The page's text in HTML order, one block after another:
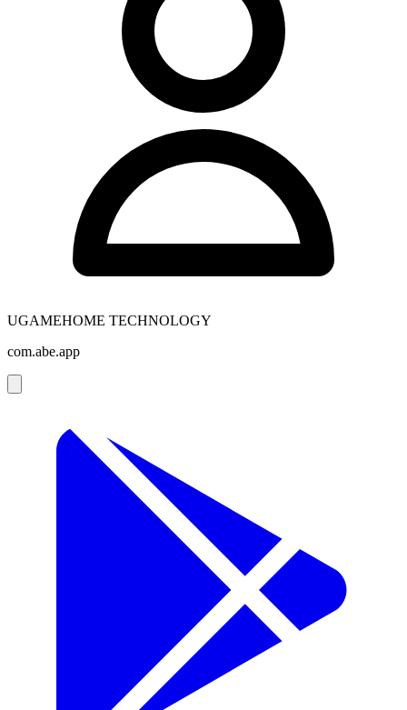
UGAMEHOME TECHNOLOGY
com.abe.app